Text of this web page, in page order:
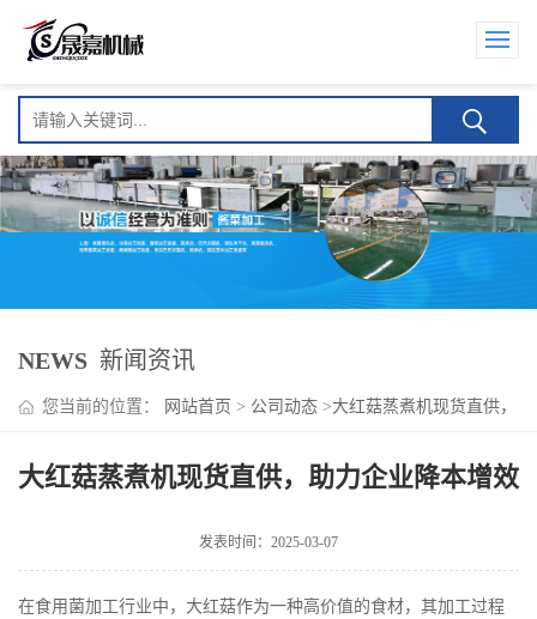
NEWS 新闻资讯
您当前的位置： 网站首页 > 公司动态 >大红菇蒸煮机现货直供，
大红菇蒸煮机现货直供，助力企业降本增效
发表时间：2025-03-07
在食用菌加工行业中，大红菇作为一种高价值的食材，其加工过程